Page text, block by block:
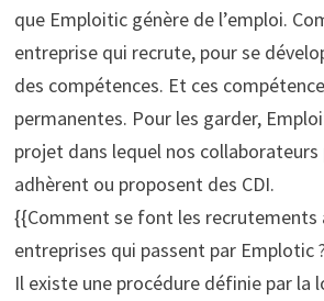
que Emploitic génère de l’emploi.
entreprise qui recrute, pour se
des compétences. Et ces
permanentes. Pour les garder,
projet dans lequel nos
adhèrent ou proposent des CDI.
{{Comment se font les recrutements
entreprises qui passent par Emplotic
Il existe une procédure définie par la